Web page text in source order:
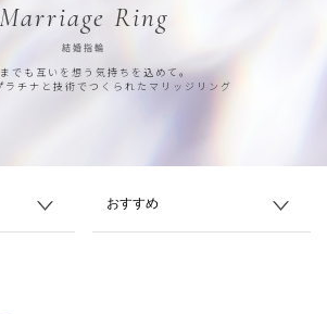
Marriage Ring
結婚指輪
でも互いを想う気持ちを込めて。
ラチナと技術でつくられたマリッジリング